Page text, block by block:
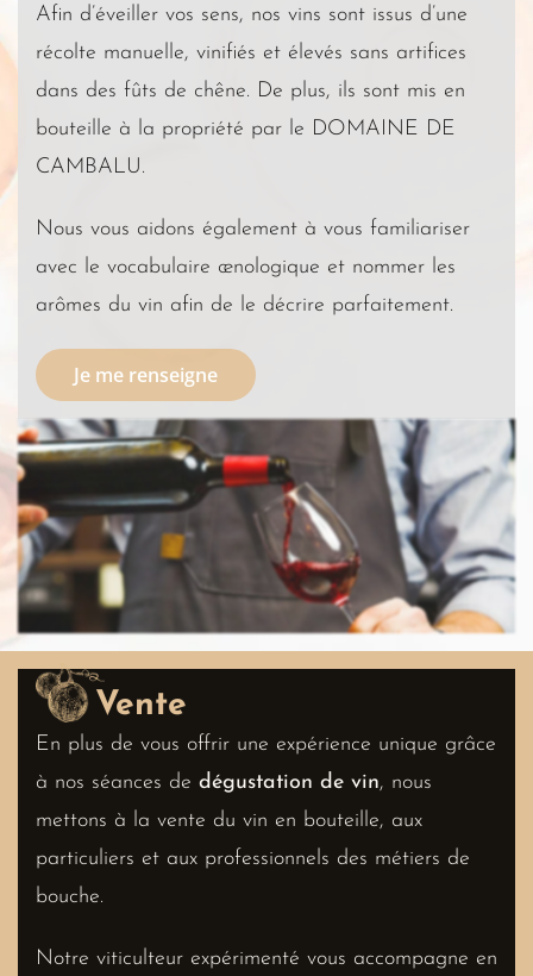
Afin d’éveiller vos sens, nos vins sont issus d’une
récolte manuelle, vinifiés et élevés sans artifices
dans des fûts de chêne. De plus, ils sont mis en
bouteille à la propriété par le DOMAINE DE
CAMBALU.
Nous vous aidons également à vous familiariser
avec le vocabulaire œnologique et nommer les
arômes du vin afin de le décrire parfaitement.
Je me renseigne
Vente
En plus de vous offrir une expérience unique grâce
à nos séances de dégustation de vin, nous
mettons à la vente du vin en bouteille, aux
particuliers et aux professionnels des métiers de
bouche.
Notre viticulteur expérimenté vous accompagne en